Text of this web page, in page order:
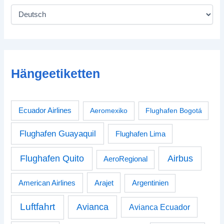
Hängeetiketten
Ecuador Airlines Aeromexiko Flughafen Bogotá
Flughafen Guayaquil Flughafen Lima
Flughafen Quito AeroRegional Airbus
American Airlines Arajet Argentinien
Luftfahrt Avianca Avianca Ecuador